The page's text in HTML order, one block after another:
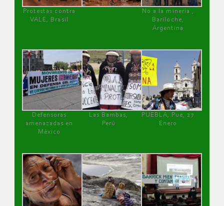
Protestas contra
VALE, Brasil
No a la minería ,
Bariloche,
Argentina
Defensoras
amenazadas en
México
Las Bambas,
Perú
PUEBLA, Pue, 27
Enero